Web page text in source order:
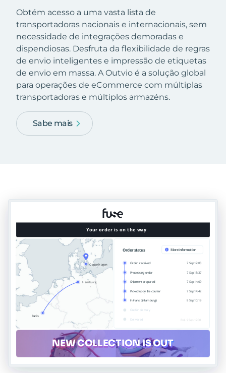
Obtém acesso a uma vasta lista de
transportadoras nacionais e internacionais, sem
necessidade de integrações demoradas e
dispendiosas. Desfruta da flexibilidade de regras
de envio inteligentes e impressão de etiquetas
de envio em massa. A Outvio é a solução global
para operações de eCommerce com múltiplas
transportadoras e múltiplos armazéns.
Sabe mais